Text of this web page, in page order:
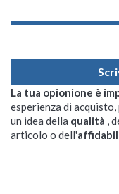
La tua opionione è
esperienza di
un idea della qualità ,
articolo o dell'